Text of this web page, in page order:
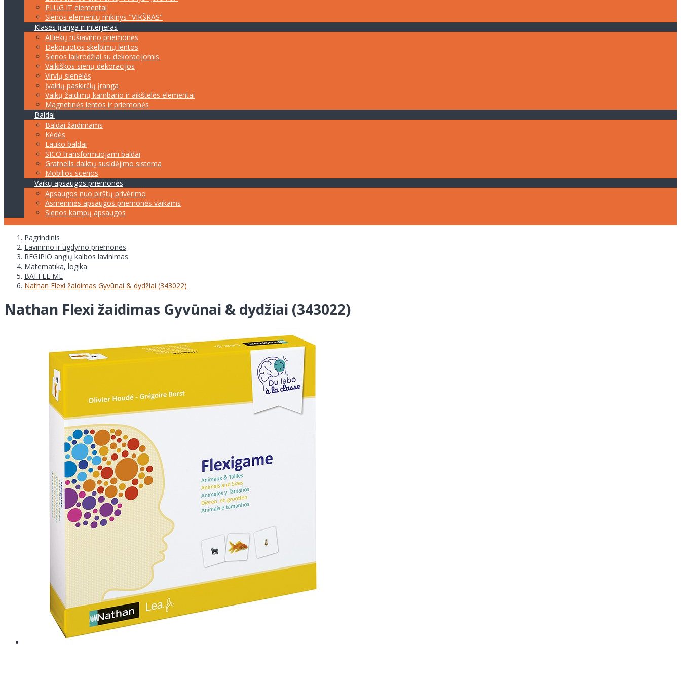
PLUG IT elementai
Sienos elementų rinkinys "VIKŠRAS"
Klasės įranga ir interjeras
Atliekų rūšiavimo priemonės
Dekoruotos skelbimų lentos
Sienos laikrodžiai su dekoracijomis
Vaikiškos sienų dekoracijos
Virvių sienelės
Įvairių paskirčių įranga
Vaikų žaidimų kambario ir aikštelės elementai
Magnetinės lentos ir priemonės
Baldai
Baldai žaidimams
Kėdės
Lauko baldai
SICO transformuojami baldai
Gratnells daiktų susidėjimo sistema
Mobilios scenos
Vaikų apsaugos priemonės
Apsaugos nuo pirštų privėrimo
Asmeninės apsaugos priemonės vaikams
Sienos kampų apsaugos
Pagrindinis
Lavinimo ir ugdymo priemonės
REGIPIO anglų kalbos lavinimas
Matematika, logika
BAFFLE ME
Nathan Flexi žaidimas Gyvūnai & dydžiai (343022)
Nathan Flexi žaidimas Gyvūnai & dydžiai (343022)